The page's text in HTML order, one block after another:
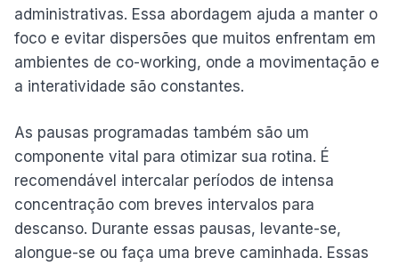
administrativas. Essa abordagem ajuda a manter o
foco e evitar dispersões que muitos enfrentam em
ambientes de co-working, onde a movimentação e
a interatividade são constantes.
As pausas programadas também são um
componente vital para otimizar sua rotina. É
recomendável intercalar períodos de intensa
concentração com breves intervalos para
descanso. Durante essas pausas, levante-se,
alongue-se ou faça uma breve caminhada. Essas